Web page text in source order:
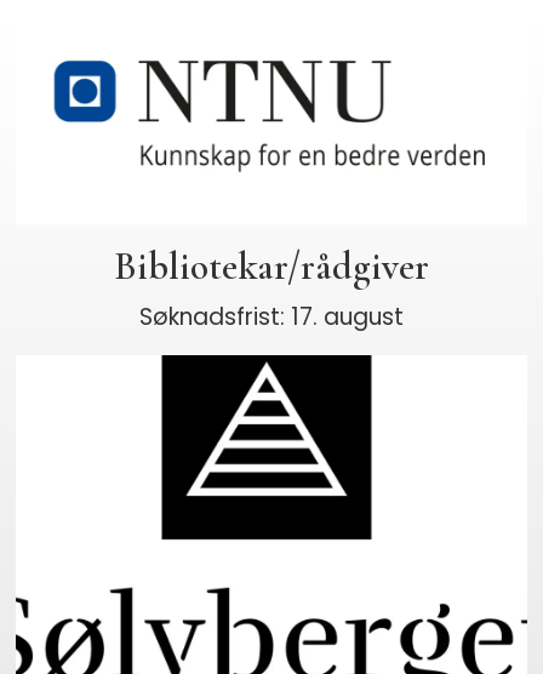
Bibliotekar/rådgiver
Søknadsfrist: 17. august